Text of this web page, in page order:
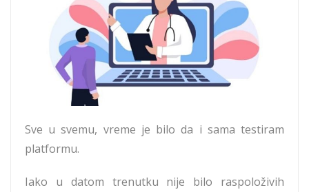
Sve u svemu, vreme je bilo da i sama testiram
platformu.
Iako u datom trenutku nije bilo raspoloživih